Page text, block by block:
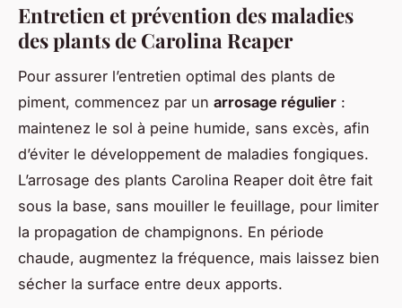
Entretien et prévention des maladies
des plants de Carolina Reaper
Pour assurer l’entretien optimal des plants de
piment, commencez par un arrosage régulier :
maintenez le sol à peine humide, sans excès, afin
d’éviter le développement de maladies fongiques.
L’arrosage des plants Carolina Reaper doit être fait
sous la base, sans mouiller le feuillage, pour limiter
la propagation de champignons. En période
chaude, augmentez la fréquence, mais laissez bien
sécher la surface entre deux apports.